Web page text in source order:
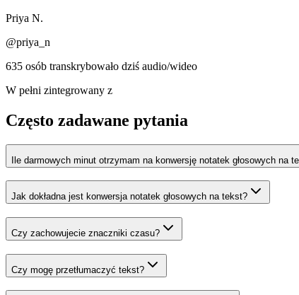
Priya N.
@priya_n
635 osób transkrybowało dziś audio/wideo
W pełni zintegrowany z
Często zadawane pytania
Ile darmowych minut otrzymam na konwersję notatek głosowych na
Jak dokładna jest konwersja notatek głosowych na tekst?
Czy zachowujecie znaczniki czasu?
Czy mogę przetłumaczyć tekst?